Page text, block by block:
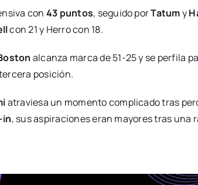
con 43 puntos, seguido porTatumy
con 21 y Herro con 18.
alcanza marca de 51-25 y se perfila
posición.
atraviesa un momento complicado tras
in, sus aspiraciones eran mayores tras una